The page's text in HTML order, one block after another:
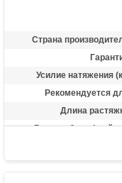
Страна
Усилие натяжения
Рекомендуется
Длина
Высота базы